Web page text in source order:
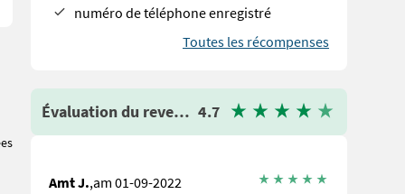
numéro de téléphone enregistré
Toutes les récompenses
Évaluation du revendeur 4.7
Amt J.,am 01-09-2022